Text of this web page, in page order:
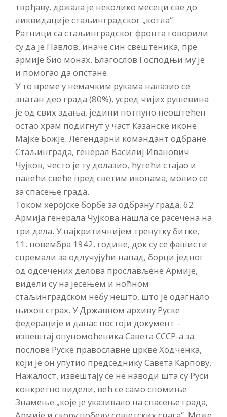
тврђаву, држала је неколико месеци све до
ликвидације стаљинградског „котла“.
Ратници са стаљинградског фронта говорили
су да је Павлов, иначе син свештеника, пре
армије био монах. Благослов Господњи му је
и помогао да опстане.
У то време у немачким рукама налазио се
знатан део града (80%), усред чијих рушевина
је од свих здања, једини потпуно неоштећен
остао храм подигнут у част Казанске иконе
Мајке Божје. Легендарни командант одбране
Стаљинграда, генерал Василиј Иванович
Чујков, често је ту долазио, ћутећи стајао и
палећи свеће пред светим иконама, молио се
за спасење града.
Током херојске борбе за одбрану града, 62.
Армија генерала Чујкова нашла се расечена на
три дела. У најкритичнијем тренутку битке,
11. новембра 1942. године, док су се фашисти
спремали за одлучујући напад, борци једног
од одсечених делова прослављене Армије,
видели су на јесењем и ноћном
стаљинградском небу нешто, што је одагнало
њихов страх. У Државном архиву Руске
федерације и данас постоји документ –
извештај опуномоћеника Савета СССР-а за
послове Руске православне цркве Ходченка,
који је он упутио председнику Савета Карпову.
Нажалост, извештају се не наводи шта су Руси
конкретно видели, већ се само спомиње
Знамење „које је указивало на спасење града,